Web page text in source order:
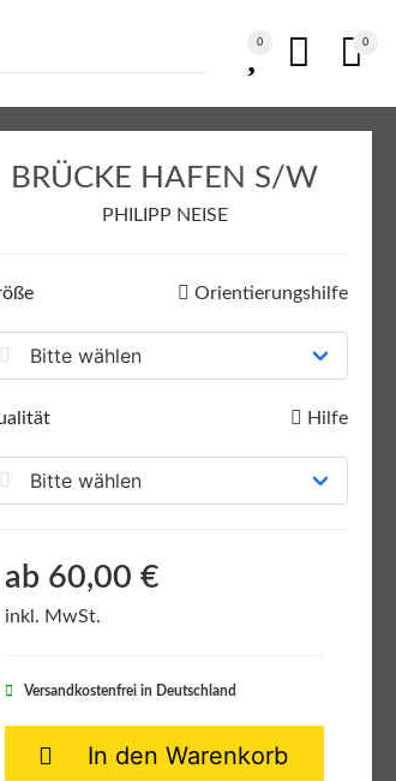
0 0
BRÜCKE HAFEN S/W
PHILIPP NEISE
Orientierungshilfe
Hilfe
ab 60,00 €
inkl. MwSt.
Versandkostenfrei in Deutschland
In den Warenkorb